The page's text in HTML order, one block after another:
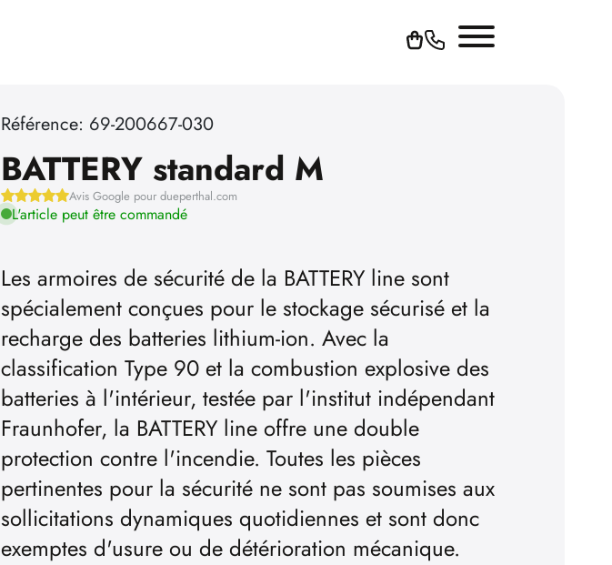
Référence: 69-200667-030
BATTERY standard M
Avis Google pour dueperthal.com
L'article peut être commandé
Les armoires de sécurité de la BATTERY line sont
spécialement conçues pour le stockage sécurisé et la
recharge des batteries lithium-ion. Avec la
classification Type 90 et la combustion explosive des
batteries à l'intérieur, testée par l'institut indépendant
Fraunhofer, la BATTERY line offre une double
protection contre l'incendie. Toutes les pièces
pertinentes pour la sécurité ne sont pas soumises aux
sollicitations dynamiques quotidiennes et sont donc
exemptes d'usure ou de détérioration mécanique.